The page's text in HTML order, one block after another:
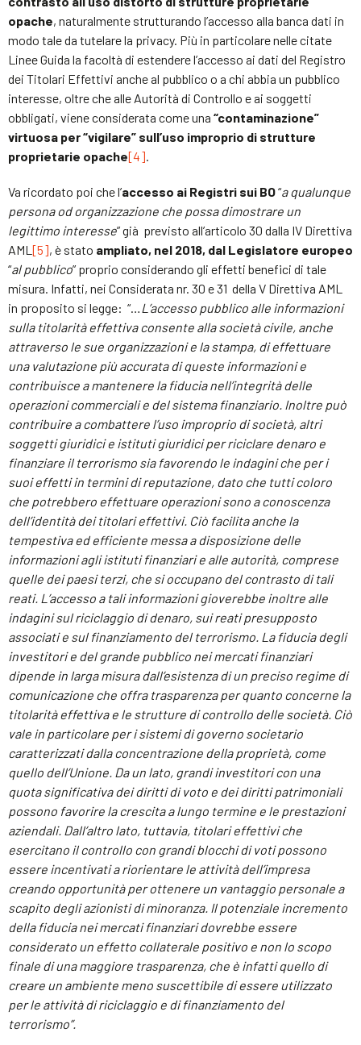
opache, naturalmente strutturando l’accesso alla banca dati in
modo tale da tutelare la privacy. Più in particolare nelle citate
Linee Guida la facoltà di estendere l’accesso ai dati del Registro
dei Titolari Effettivi anche al pubblico o a chi abbia un pubblico
interesse, oltre che alle Autorità di Controllo e ai soggetti
obbligati, viene considerata come una “contaminazione”
virtuosa per “vigilare” sull’uso improprio di strutture
proprietarie opache[4]
Va ricordato poi che l’accesso ai Registri sui BO“a qualunque
persona od organizzazione che possa dimostrare un
legittimo interesse” già previsto all’articolo 30 dalla IV Direttiva
AML [5], è stato ampliato, nel 2018, dal Legislatore europeo
“al pubblico” proprio considerando gli effetti benefici di tale
misura. Infatti, nei Considerata nr. 30 e 31 della V Direttiva AML
in proposito si legge: “…
L’accesso pubblico alle informazioni
sulla titolarità effettiva consente alla società civile, anche
attraverso le sue organizzazioni e la stampa, di effettuare
una valutazione più accurata di queste informazioni e
contribuisce a mantenere la fiducia nell’integrità delle
operazioni commerciali e del sistema finanziario. Inoltre può
contribuire a combattere l’uso improprio di società, altri
soggetti giuridici e istituti giuridici per riciclare denaro e
finanziare il terrorismo sia favorendo le indagini che per i
suoi effetti in termini di reputazione, dato che tutti coloro
che potrebbero effettuare operazioni sono a conoscenza
dell’identità dei titolari effettivi. Ciò facilita anche la
tempestiva ed efficiente messa a disposizione delle
informazioni agli istituti finanziari e alle autorità, comprese
quelle dei paesi terzi, che si occupano del contrasto di tali
reati. L’accesso a tali informazioni gioverebbe inoltre alle
indagini sul riciclaggio di denaro, sui reati presupposto
associati e sul finanziamento del terrorismo. La fiducia degli
investitori e del grande pubblico nei mercati finanziari
dipende in larga misura dall’esistenza di un preciso regime di
comunicazione che offra trasparenza per quanto concerne la
titolarità effettiva e le strutture di controllo delle società. Ciò
vale in particolare per i sistemi di governo societario
caratterizzati dalla concentrazione della proprietà, come
quello dell’Unione. Da un lato, grandi investitori con una
quota significativa dei diritti di voto e dei diritti patrimoniali
possono favorire la crescita a lungo termine e le prestazioni
aziendali. Dall’altro lato, tuttavia, titolari effettivi che
esercitano il controllo con grandi blocchi di voti possono
essere incentivati a riorientare le attività dell’impresa
creando opportunità per ottenere un vantaggio personale a
scapito degli azionisti di minoranza. Il potenziale incremento
della fiducia nei mercati finanziari dovrebbe essere
considerato un effetto collaterale positivo e non lo scopo
finale di una maggiore trasparenza, che è infatti quello di
creare un ambiente meno suscettibile di essere utilizzato
per le attività di riciclaggio e di finanziamento del
terrorismo”.